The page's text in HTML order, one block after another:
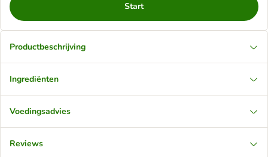
Start
Productbeschrijving
Ingrediënten
Voedingsadvies
Reviews